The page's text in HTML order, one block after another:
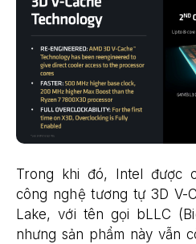
Trong khi đó, Intel được
công nghệ tương tự 3D V-
Lake, với tên gọi bLLC
nhưng sản phẩm này vẫn